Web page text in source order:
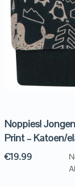
Noppies!
Print – Katoen/
€19.99